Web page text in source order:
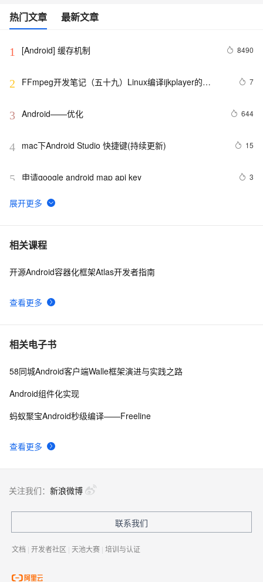
热门文章 最新文章
1 [Android] 缓存机制 8490
2
FFmpeg开发笔记（五十九）Linux编译ijkplayer的
7
3 Android——优化 644
4 mac下Android Studio 快捷键(持续更新) 15
5 申请google android map api key 3
6 Android 中文API （68） —— BluetoothClass.Service
7 4.2、Android Studio压缩你的代码和资源
8 【Android  学习】小知识Notification的新旧用法
9 Android4: Write Storage权限问题
10
相关课程
查看更多
开源Android容器化框架Atlas开发者指南
相关电子书
查看更多
58同城Android客户端Walle框架演进与实践之路
Android组件化实现
蚂蚁聚宝Android秒级编译——Freeline
关注我们： 新浪微博
联系我们
文档 | 开发者社区 | 天池大赛 | 培训与认证